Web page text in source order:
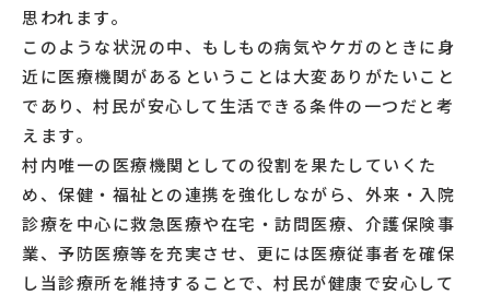
思われます。
このような状況の中、もしもの病気やケガのときに身
近に医療機関があるということは大変ありがたいこと
であり、村民が安心して生活できる条件の一つだと考
えます。
村内唯一の医療機関としての役割を果たしていくた
め、保健・福祉との連携を強化しながら、外来・入院
診療を中心に救急医療や在宅・訪問医療、介護保険事
業、予防医療等を充実させ、更には医療従事者を確保
し当診療所を維持することで、村民が健康で安心して